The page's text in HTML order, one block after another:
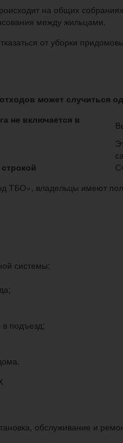
на общих
между жильцами.
от уборки
может случиться
не включается в
ТБО», владельцы имеют
системы;
в подъезд;
обслуживание и